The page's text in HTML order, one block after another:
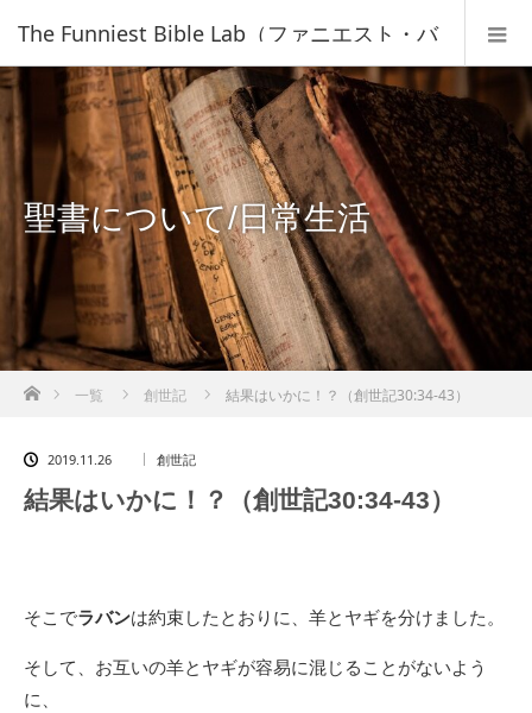
The Funniest Bible Lab（ファニエスト・バ
イブル・ラボ）｜キリスト教福音宣教会
聖書について/日常生活
ホーム一覧 創世記 結果はいかに！？（創世記30:34-43）
2019.11.26 創世記
結果はいかに！？（創世記30:34-43）
そこでラバンは約束したとおりに、羊とヤギを分けました。
そして、お互いの羊とヤギが容易に混じることがないよう
に、